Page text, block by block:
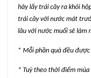
hãy lấy trái cây ra khỏi
trái cây với nước mát
lâu với nước muối sẽ làm
* Mỗi phần quà đều
* Tuỳ theo thời điểm